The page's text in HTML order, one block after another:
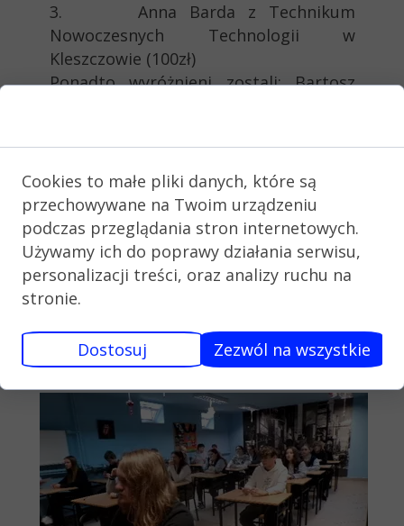
3. Anna Barda z Technikum
Nowoczesnych Technologii w
Kleszczowie (100zł)
Ponadto wyróżnieni zostali: Bartosz
oraz Jakub Laszczyk z Zespołu
Szkół Ponadpodstawowych nr 1
w Bełchatowie.
Gratulujemy uczestnikom i zachęcamy
wszystkich do udziału w zawodach za
rok. Do usłyszenia!
Jadwiga Gralińska, Dariusz Spaliński,
Dominik Konieczny
Cookies to małe pliki danych, które są
przechowywane na Twoim urządzeniu
podczas przeglądania stron internetowych.
Używamy ich do poprawy działania serwisu,
personalizacji treści, oraz analizy ruchu na
stronie.
Dostosuj Zezwól na wszystkie